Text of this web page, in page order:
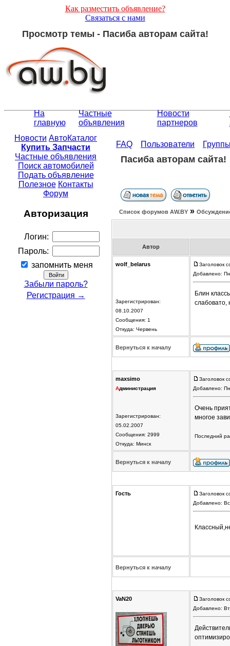
Как разместить объявление?
Связаться с нами
Просмотр темы - Пасиба авторам сайта!
На
главную
Частные
объявления
Новости
партнеров
Новости АвтоКаталог
Купить Запчасти
Частные объявления
Поиск автомобилей
Подать объявление
Полезное Контакты
Форум
Авторизация
Логин:
Пароль:
запомнить меня
Забыли пароль?
Регистрация →
FAQ Пользователи
Пасиба авторам сайта!
Список форумов АW.BY »
Автор
wolf_belarus
Зарегистрирован:
08.10.2007
Сообщения: 1
Откуда: Червень
Заголовок
Добавлено:
Блин
слабовато,
Вернуться к началу
maxsimo
Администрация
Зарегистрирован:
05.02.2007
Сообщения: 2999
Откуда: Минск
Заголовок
Добавлено:
Очень
многое
Последний
Вернуться к началу
Гость
Заголовок
Добавлено:
Вернуться к началу
VaN20
Заголовок
Добавлено: